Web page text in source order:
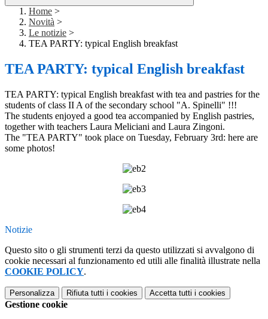
Home >
Novità >
Le notizie >
TEA PARTY: typical English breakfast
TEA PARTY: typical English breakfast
TEA PARTY: typical English breakfast with tea and pastries for the
students of class II A of the secondary school "A. Spinelli" !!!
The students enjoyed a good tea accompanied by English pastries,
together with teachers Laura Meliciani and Laura Zingoni.
The "TEA PARTY" took place on Tuesday, February 3rd: here are
some photos!
Notizie
Questo sito o gli strumenti terzi da questo utilizzati si avvalgono di
cookie necessari al funzionamento ed utili alle finalità illustrate nella
COOKIE POLICY.
Personalizza Rifiuta tutti i cookies Accetta tutti i cookies
Gestione cookie